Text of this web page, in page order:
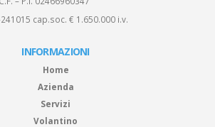
241015 cap.soc. € 1.650.000 i.v.
INFORMAZIONI
Home
Azienda
Servizi
Volantino